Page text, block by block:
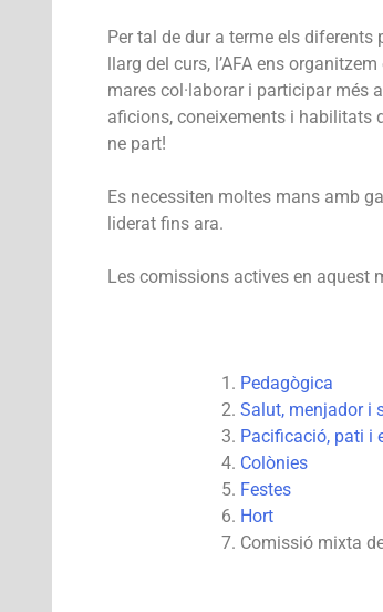
Per tal de dur a terme els
llarg del curs, l’AFA ens
mares col·laborar i participar més
aficions, coneixements i habilitats
ne part!
Es necessiten moltes mans amb
liderat fins ara.
Les comissions actives en aquest
Pedagògica
Salut, menjador i
Pacificació, pati i
Colònies
Festes
Hort
Comissió mixta